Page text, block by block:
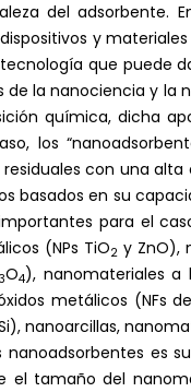
del adsorbente.
y
que puede
la nanociencia y la
química, dicha
los
con una alta
basados en su
para el
(NPs TiO2 y ZnO),
3O4), nanomateriales a
metálicos (NFs
nanoarcillas,
es
tamaño del